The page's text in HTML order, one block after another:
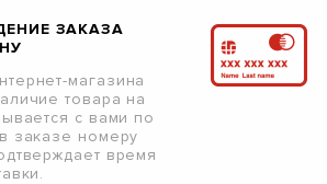
ЗАКАЗА
магазина
товара на
с вами по
заказе номеру
время